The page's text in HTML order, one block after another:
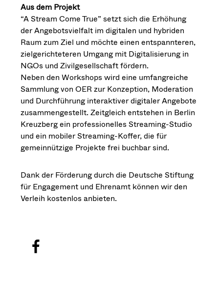
Aus dem Projekt
“A Stream Come True” setzt sich die Erhöhung
der Angebotsvielfalt im digitalen und hybriden
Raum zum Ziel und möchte einen entspannteren,
zielgerichteteren Umgang mit Digitalisierung in
NGOs und Zivilgesellschaft fördern.
Neben den Workshops wird eine umfangreiche
Sammlung von OER zur Konzeption, Moderation
und Durchführung interaktiver digitaler Angebote
zusammengestellt. Zeitgleich entstehen in Berlin
Kreuzberg ein professionelles Streaming-Studio
und ein mobiler Streaming-Koffer, die für
gemeinnützige Projekte frei buchbar sind.
Dank der Förderung durch die Deutsche Stiftung
für Engagement und Ehrenamt können wir den
Verleih kostenlos anbieten.